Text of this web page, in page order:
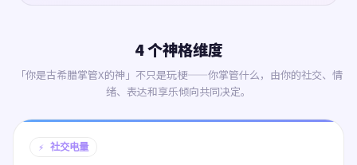
4 个神格维度
「你是古希腊掌管X的神」不只是玩梗——你掌管什么，由你的社交、情
绪、表达和享乐倾向共同决定。
⚡ 社交电量